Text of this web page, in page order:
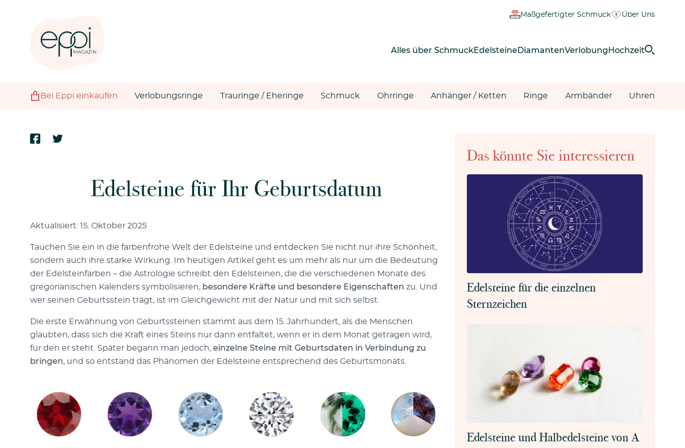
Maßgefertigter Schmuck Über Uns
Alles über SchmuckEdelsteine DiamantenVerlobung Hochzeit
Bei Eppi einkaufen Verlobungsringe Trauringe / Eheringe Schmuck Ohrringe Anhänger / Ketten Ringe Armbänder Uhren
Edelsteine für Ihr Geburtsdatum
Aktualisiert: 15. Oktober 2025
Tauchen Sie ein in die farbenfrohe Welt der Edelsteine und entdecken Sie nicht nur ihre Schönheit,
sondern auch ihre starke Wirkung. Im heutigen Artikel geht es um mehr als nur um die Bedeutung
der Edelsteinfarben – die Astrologie schreibt den Edelsteinen, die die verschiedenen Monate des
gregorianischen Kalenders symbolisieren, besondere Kräfte und besondere Eigenschaften zu. Und
wer seinen Geburtsstein trägt, ist im Gleichgewicht mit der Natur und mit sich selbst.
Die erste Erwähnung von Geburtssteinen stammt aus dem 15. Jahrhundert, als die Menschen
glaubten, dass sich die Kraft eines Steins nur dann entfaltet, wenn er in dem Monat getragen wird,
für den er steht. Später begann man jedoch, einzelne Steine mit Geburtsdaten in Verbindung zu
bringen, und so entstand das Phänomen der Edelsteine entsprechend des Geburtsmonats.
Das könnte Sie interessieren
Edelsteine für die einzelnen
Sternzeichen
Edelsteine und Halbedelsteine von A